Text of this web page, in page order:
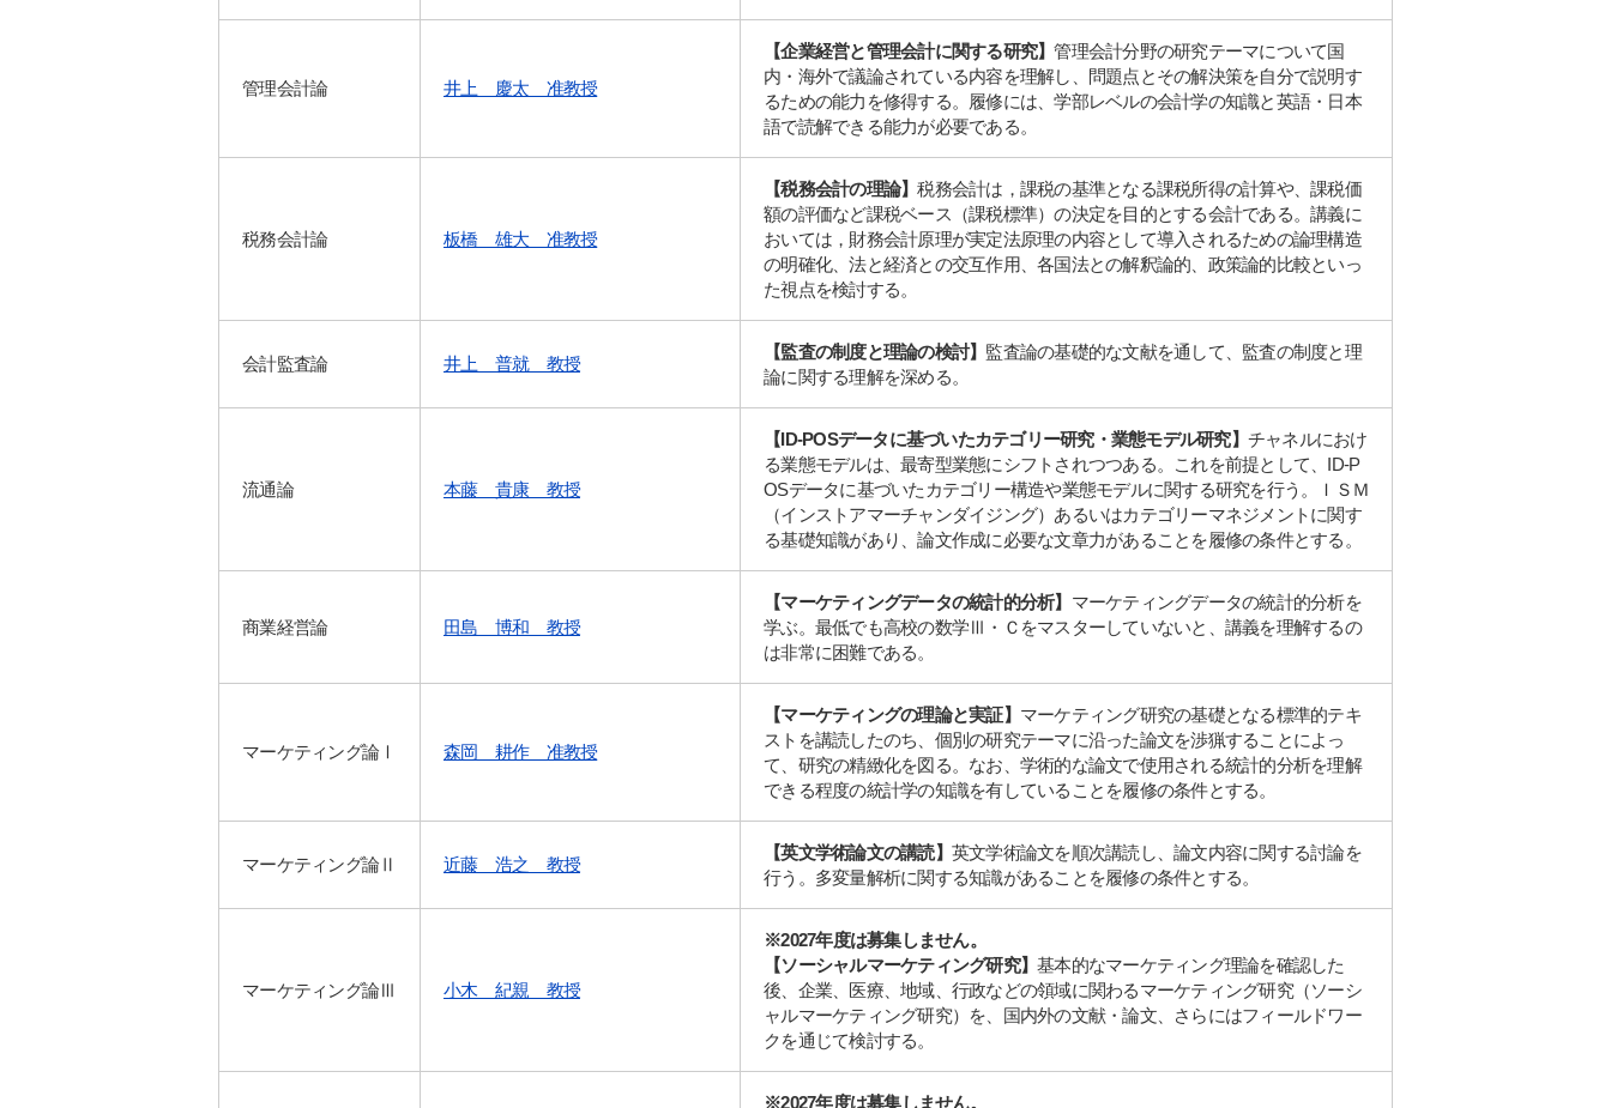
管理会計論 井上 慶太 准教授
【企業経営と管理会計に関する研究】管理会計分野の研究テーマについて国
内・海外で議論されている内容を理解し、問題点とその解決策を自分で説明す
るための能力を修得する。履修には、学部レベルの会計学の知識と英語・日本
語で読解できる能力が必要である。
税務会計論 板橋 雄大 准教授
【税務会計の理論】税務会計は，課税の基準となる課税所得の計算や、課税価
額の評価など課税ベース（課税標準）の決定を目的とする会計である。講義に
おいては，財務会計原理が実定法原理の内容として導入されるための論理構造
の明確化、法と経済との交互作用、各国法との解釈論的、政策論的比較といっ
た視点を検討する。
会計監査論 井上 普就 教授
【監査の制度と理論の検討】 監査論の基礎的な文献を通して、監査の制度と理
論に関する理解を深める。
流通論 本藤 貴康 教授
【ID-POSデータに基づいたカテゴリー研究・業態モデル研究】 チャネルにおけ
る業態モデルは、最寄型業態にシフトされつつある。これを前提として、ID-P
OSデータに基づいたカテゴリー構造や業態モデルに関する研究を行う。ＩＳＭ
（インストアマーチャンダイジング）あるいはカテゴリーマネジメントに関す
る基礎知識があり、論文作成に必要な文章力があることを履修の条件とする。
商業経営論 田島 博和 教授
【マーケティングデータの統計的分析】 マーケティングデータの統計的分析を
学ぶ。最低でも高校の数学Ⅲ・Ｃをマスターしていないと、講義を理解するの
は非常に困難である。
マーケティング論Ⅰ 森岡 耕作 准教授
【マーケティングの理論と実証】 マーケティング研究の基礎となる標準的テキ
ストを講読したのち、個別の研究テーマに沿った論文を渉猟することによっ
て、研究の精緻化を図る。なお、学術的な論文で使用される統計的分析を理解
できる程度の統計学の知識を有していることを履修の条件とする。
マーケティング論Ⅱ 近藤 浩之 教授
【英文学術論文の講読】 英文学術論文を順次講読し、論文内容に関する討論を
行う。多変量解析に関する知識があることを履修の条件とする。
マーケティング論Ⅲ 小木 紀親 教授
※2027年度は募集しません。
【ソーシャルマーケティング研究】 基本的なマーケティング理論を確認した
後、企業、医療、地域、行政などの領域に関わるマーケティング研究（ソーシ
ャルマーケティング研究）を、国内外の文献・論文、さらにはフィールドワー
クを通じて検討する。
※2027年度は募集しません。